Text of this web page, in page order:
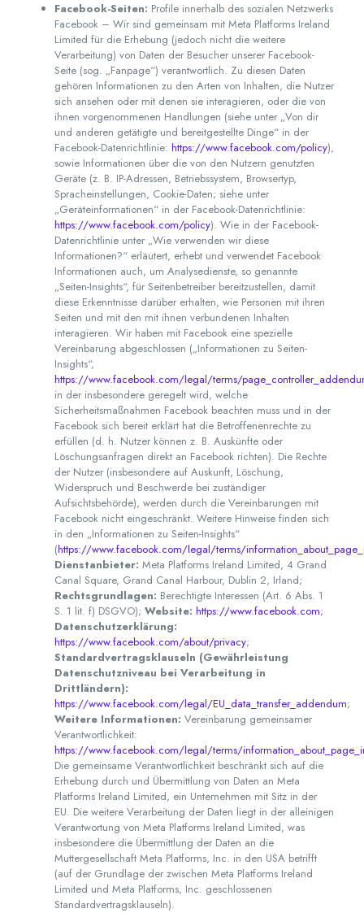
Facebook-Seiten: Profile innerhalb des sozialen Netzwerks
Facebook – Wir sind gemeinsam mit Meta Platforms Ireland
Limited für die Erhebung (jedoch nicht die weitere
Verarbeitung) von Daten der Besucher unserer Facebook-
Seite (sog. „Fanpage“) verantwortlich. Zu diesen Daten
gehören Informationen zu den Arten von Inhalten, die Nutzer
sich ansehen oder mit denen sie interagieren, oder die von
ihnen vorgenommenen Handlungen (siehe unter „Von dir
und anderen getätigte und bereitgestellte Dinge“ in der
Facebook-Datenrichtlinie: https://www.facebook.com/policy),
sowie Informationen über die von den Nutzern genutzten
Geräte (z. B. IP-Adressen, Betriebssystem, Browsertyp,
Spracheinstellungen, Cookie-Daten; siehe unter
„Geräteinformationen“ in der Facebook-Datenrichtlinie:
https://www.facebook.com/policy). Wie in der Facebook-
Datenrichtlinie unter „Wie verwenden wir diese
Informationen?“ erläutert, erhebt und verwendet Facebook
Informationen auch, um Analysedienste, so genannte
„Seiten-Insights“, für Seitenbetreiber bereitzustellen, damit
diese Erkenntnisse darüber erhalten, wie Personen mit ihren
Seiten und mit den mit ihnen verbundenen Inhalten
interagieren. Wir haben mit Facebook eine spezielle
Vereinbarung abgeschlossen („Informationen zu Seiten-
Insights“,
https://www.facebook.com/legal/terms/
in der insbesondere geregelt wird, welche
Sicherheitsmaßnahmen Facebook beachten muss und in der
Facebook sich bereit erklärt hat die Betroffenenrechte zu
erfüllen (d. h. Nutzer können z. B. Auskünfte oder
Löschungsanfragen direkt an Facebook richten). Die Rechte
der Nutzer (insbesondere auf Auskunft, Löschung,
Widerspruch und Beschwerde bei zuständiger
Aufsichtsbehörde), werden durch die Vereinbarungen mit
Facebook nicht eingeschränkt. Weitere Hinweise finden sich
in den „Informationen zu Seiten-Insights“
(https://www.facebook.com/legal/terms/
Dienstanbieter: Meta Platforms Ireland Limited, 4 Grand
Canal Square, Grand Canal Harbour, Dublin 2, Irland;
Rechtsgrundlagen: Berechtigte Interessen (Art. 6 Abs. 1
S. 1 lit. f) DSGVO); Website: https://www.facebook.com;
Datenschutzerklärung:
https://www.facebook.com/about/privacy;
Standardvertragsklauseln (Gewährleistung
Datenschutzniveau bei Verarbeitung in
Drittländern):
https://www.facebook.com/legal/EU_data_transfer_addendum;
Weitere Informationen: Vereinbarung gemeinsamer
Verantwortlichkeit:
https://www.facebook.com/legal/terms/
Die gemeinsame Verantwortlichkeit beschränkt sich auf die
Erhebung durch und Übermittlung von Daten an Meta
Platforms Ireland Limited, ein Unternehmen mit Sitz in der
EU. Die weitere Verarbeitung der Daten liegt in der alleinigen
Verantwortung von Meta Platforms Ireland Limited, was
insbesondere die Übermittlung der Daten an die
Muttergesellschaft Meta Platforms, Inc. in den USA betrifft
(auf der Grundlage der zwischen Meta Platforms Ireland
Limited und Meta Platforms, Inc. geschlossenen
Standardvertragsklauseln).